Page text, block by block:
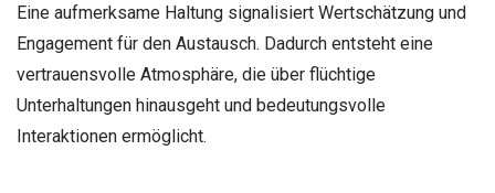
Eine aufmerksame Haltung signalisiert Wertschätzung und
Engagement für den Austausch. Dadurch entsteht eine
vertrauensvolle Atmosphäre, die über flüchtige
Unterhaltungen hinausgeht und bedeutungsvolle
Interaktionen ermöglicht.